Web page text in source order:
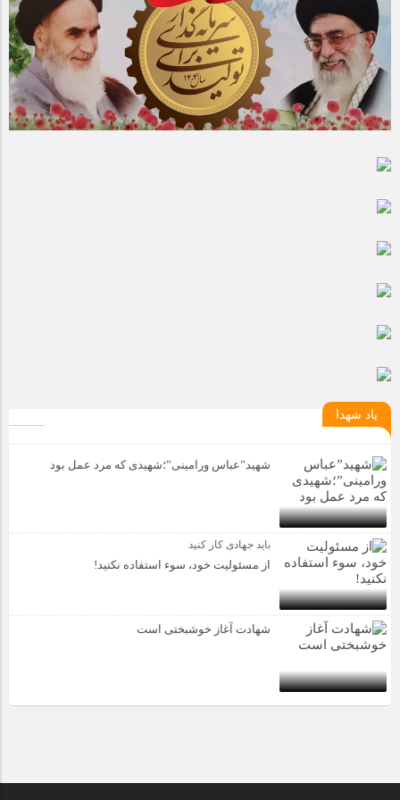
مراسم بزرگداشت سالروز آزادسازی خرمشهر در شرکت پارس خودرو
برگزار شد
مراسم گرامیداشت سالروز آزادسازی خرمشهر در نمازخانه فاطمیه
مگاموتور
یاد شهدا
شهید”عباس ورامینی”؛شهیدی که مرد عمل بود
باید جهادی کار کنید
از مسئولیت خود، سوء استفاده نکنید!
شهادت آغاز خوشبختی است